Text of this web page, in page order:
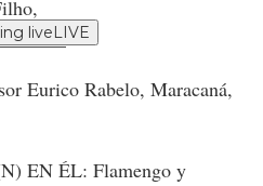
live LIVE
Eurico Rabelo, Maracaná,
EN ÉL: Flamengo y